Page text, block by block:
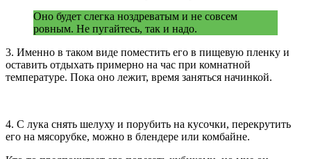
Оно будет слегка ноздреватым и не совсем
ровным. Не пугайтесь, так и надо.
3. Именно в таком виде поместить его в пищевую пленку и
оставить отдыхать примерно на час при комнатной
температуре. Пока оно лежит, время заняться начинкой.
4. С лука снять шелуху и порубить на кусочки, перекрутить
его на мясорубке, можно в блендере или комбайне.